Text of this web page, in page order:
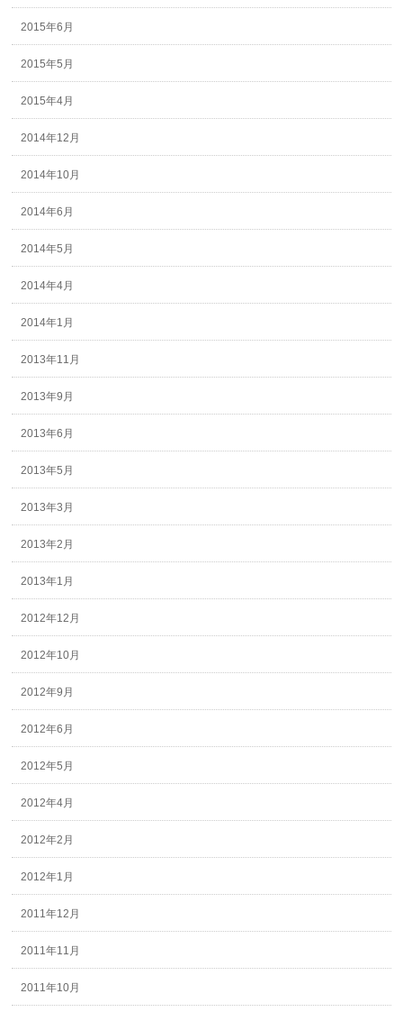
2015年6月
2015年5月
2015年4月
2014年12月
2014年10月
2014年6月
2014年5月
2014年4月
2014年1月
2013年11月
2013年9月
2013年6月
2013年5月
2013年3月
2013年2月
2013年1月
2012年12月
2012年10月
2012年9月
2012年6月
2012年5月
2012年4月
2012年2月
2012年1月
2011年12月
2011年11月
2011年10月